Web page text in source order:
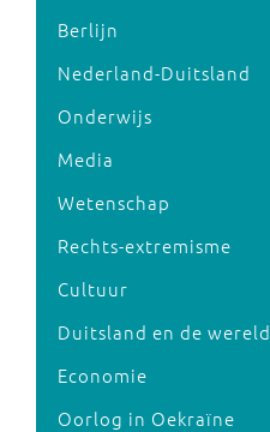
Berlijn
Nederland-Duitsland
Onderwijs
Media
Wetenschap
Rechts-extremisme
Cultuur
Duitsland en de wereld
Economie
Oorlog in Oekraïne